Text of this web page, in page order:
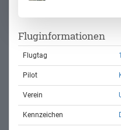
Fluginformationen
Flugtag
Pilot
Verein
Kennzeichen